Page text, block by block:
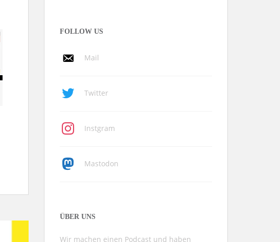
FOLLOW US
Mail
Twitter
Instgram
Mastodon
ÜBER UNS
Wir machen einen Podcast und haben